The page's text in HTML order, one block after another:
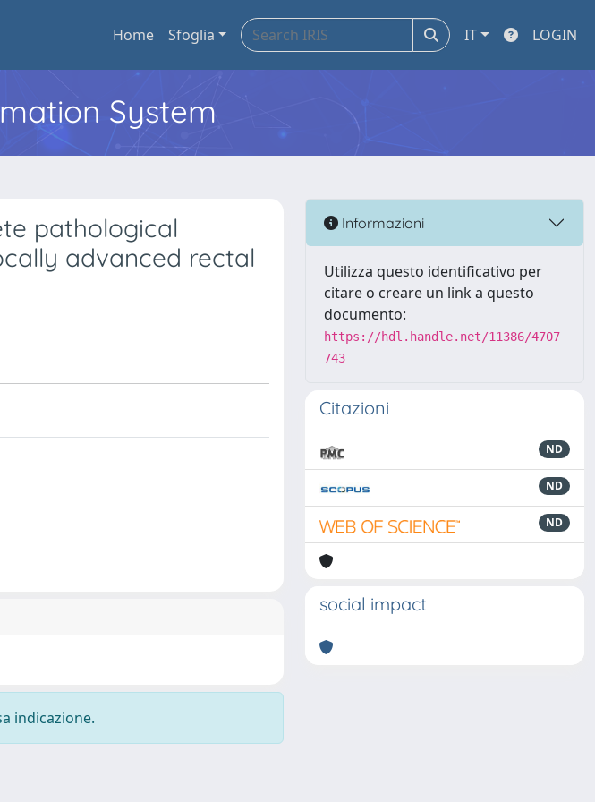
Home Sfoglia IT LOGIN
System
pathological
advanced rectal
indicazione.
Informazioni
Utilizza questo identificativo per
citare o creare un link a questo
documento:
https://hdl.handle.net/11386/4707
743
Citazioni
ND
ND
ND
social impact